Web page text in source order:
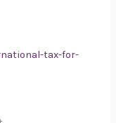
tax-for-